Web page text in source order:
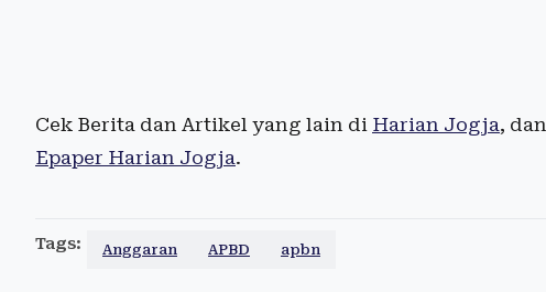
Cek Berita dan Artikel yang lain di Harian Jogja,
Epaper Harian Jogja.
Tags: Anggaran APBD apbn